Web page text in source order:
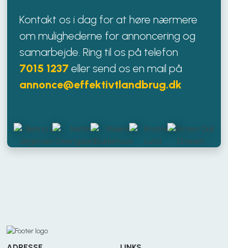
Kontakt os i dag for at høre nærmere
om mulighederne for annoncering og
samarbejde. Ring til os på telefon
7015 1237 eller send os en mail på
annonce@effektivtlandbrug.dk